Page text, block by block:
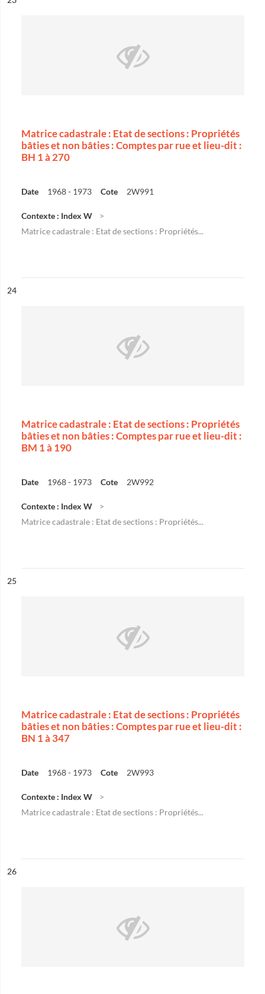
Matrice cadastrale : Etat de sections : Propriétés
bâties et non bâties : Comptes par rue et lieu-dit :
BH 1 à 270
Date 1968 - 1973 Cote 2W991
Contexte : Index W
Matrice cadastrale : Etat de sections : Propriétés...
n°
24
Matrice cadastrale : Etat de sections : Propriétés
bâties et non bâties : Comptes par rue et lieu-dit :
BM 1 à 190
Date 1968 - 1973 Cote 2W992
Contexte : Index W
Matrice cadastrale : Etat de sections : Propriétés...
n°
25
Matrice cadastrale : Etat de sections : Propriétés
bâties et non bâties : Comptes par rue et lieu-dit :
BN 1 à 347
Date 1968 - 1973 Cote 2W993
Contexte : Index W
Matrice cadastrale : Etat de sections : Propriétés...
n°
26